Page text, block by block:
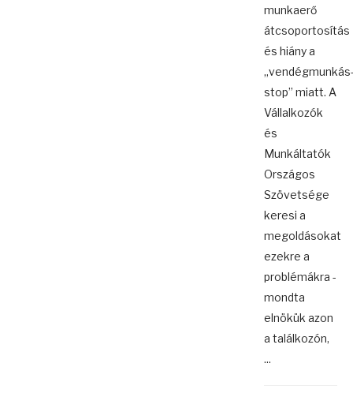
munkaerő
átcsoportosítás
és hiány a
stop” miatt. A
Vállalkozók
és
Munkáltatók
Országos
Szövetsége
keresi a
megoldásokat
ezekre a
problémákra -
mondta
elnökük azon
a találkozón,
...